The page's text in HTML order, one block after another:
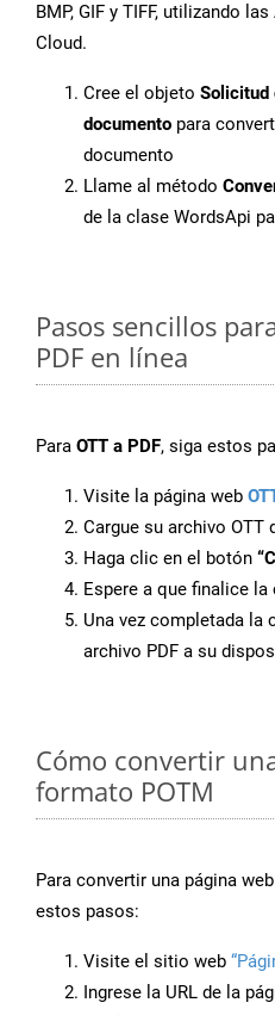
BMP, GIF y TIFF, utilizando
Cloud.
Cree el objeto Solicitud
documento para
documento
Llame al método
de la clase WordsApi
Pasos sencillos
PDF en línea
Para OTT a PDF, siga estos
Visite la página web
Cargue su archivo OTT
Haga clic en el botón
Espere a que finalice la
Una vez completada la
archivo PDF a su
Cómo convertir
formato POTM
Para convertir una página
estos pasos:
Visite el sitio web
Ingrese la URL de la